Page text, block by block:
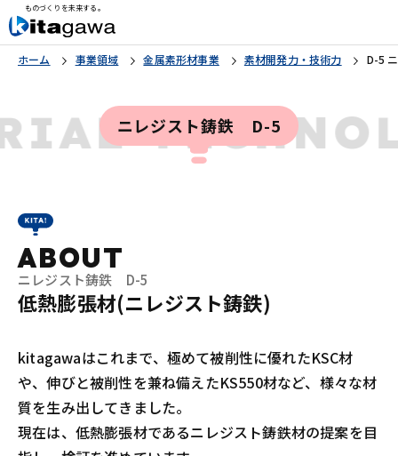
ものづくりを未来する。
ホーム 事業領域 金属素形材事業 素材開発力・技術力 D-5
ニレジスト鋳鉄 D-5
ABOUT
ニレジスト鋳鉄 D-5
低熱膨張材(ニレジスト鋳鉄)
kitagawaはこれまで、極めて被削性に優れたKSC材
や、伸びと被削性を兼ね備えたKS550材など、様々な材
質を生み出してきました。
現在は、低熱膨張材であるニレジスト鋳鉄材の提案を目